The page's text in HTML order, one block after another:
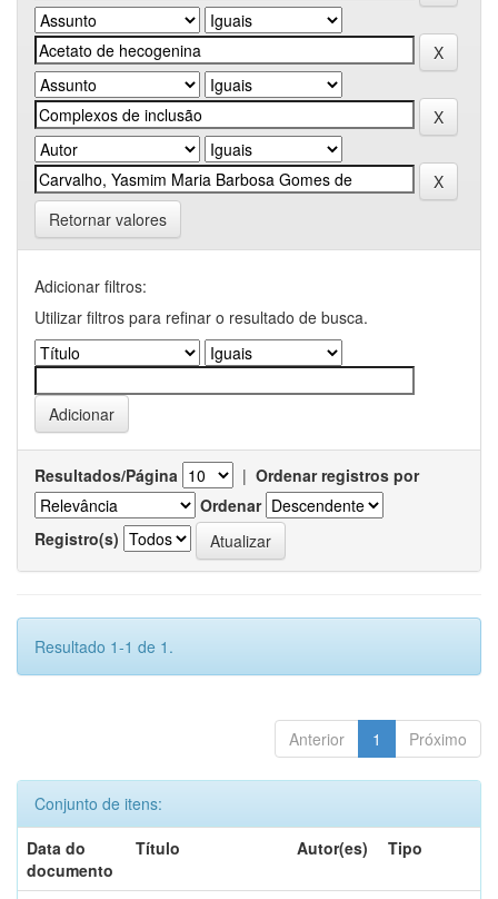
Retornar valores
Adicionar filtros:
Utilizar filtros para refinar o resultado de busca.
Resultados/Página | Ordenar registros por
Ordenar
Registro(s)
Resultado 1-1 de 1.
Anterior 1 Próximo
Conjunto de itens:
Data do
documento
Título Autor(es) Tipo